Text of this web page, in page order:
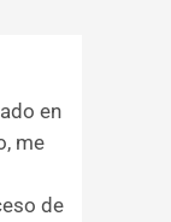
en
me
de